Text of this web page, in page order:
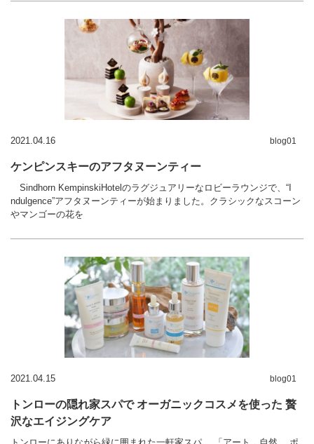
2021.04.16 blog01
ケンピンスキーのアフタヌーンティー
Sindhorn KempinskiHotelのラグジュアリーなロビーラウンジで、“I
ndulgence”アフタヌーンティーが始まりました。クラシックなスコーン
やマンゴーの花を
2021.04.15 blog01
トンローの隠れ家スパで オーガニックコスメを使った 贅
沢なエイジングケア